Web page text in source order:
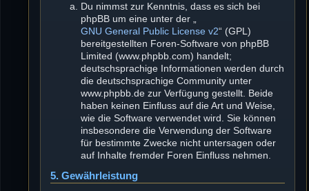
Du nimmst zur Kenntnis, dass es sich bei
phpBB um eine unter der „
GNU General Public License v2“ (GPL)
bereitgestellten Foren-Software von phpBB
Limited (www.phpbb.com) handelt;
deutschsprachige Informationen werden durch
die deutschsprachige Community unter
www.phpbb.de zur Verfügung gestellt. Beide
haben keinen Einfluss auf die Art und Weise,
wie die Software verwendet wird. Sie können
insbesondere die Verwendung der Software
für bestimmte Zwecke nicht untersagen oder
auf Inhalte fremder Foren Einfluss nehmen.
5. Gewährleistung